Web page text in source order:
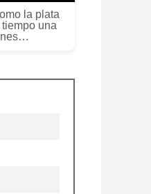
la plata
una
y